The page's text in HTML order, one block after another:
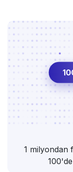
1 milyondan